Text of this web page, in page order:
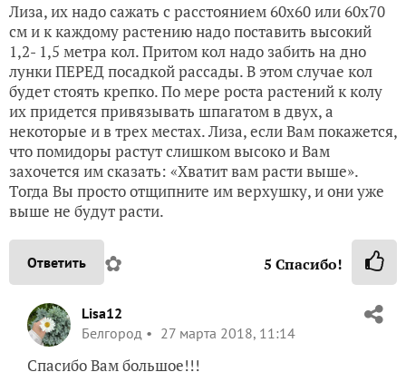
Лиза, их надо сажать с расстоянием 60х60 или 60х70
см и к каждому растению надо поставить высокий
1,2- 1,5 метра кол. Притом кол надо забить на дно
лунки ПЕРЕД посадкой рассады. В этом случае кол
будет стоять крепко. По мере роста растений к колу
их придется привязывать шпагатом в двух, а
некоторые и в трех местах. Лиза, если Вам покажется,
что помидоры растут слишком высоко и Вам
захочется им сказать: «Хватит вам расти выше».
Тогда Вы просто отщипните им верхушку, и они уже
выше не будут расти.
Ответить ✿ 5 Спасибо!
Lisa12
Белгород
27 марта 2018, 11:14
Спасибо Вам большое!!!